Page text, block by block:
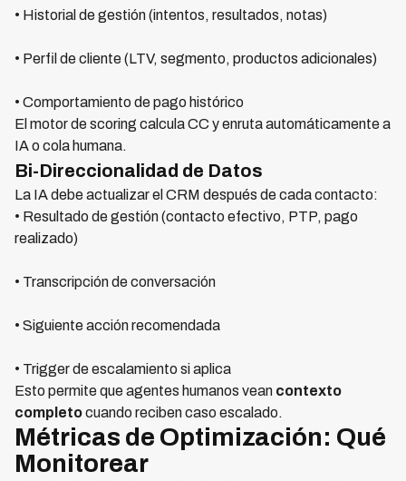
• Historial de gestión (intentos, resultados, notas)
• Perfil de cliente (LTV, segmento, productos adicionales)
• Comportamiento de pago histórico
El motor de scoring calcula CC y enruta automáticamente a
IA o cola humana.
Bi-Direccionalidad de Datos
La IA debe actualizar el CRM después de cada contacto:
• Resultado de gestión (contacto efectivo, PTP, pago
realizado)
• Transcripción de conversación
• Siguiente acción recomendada
• Trigger de escalamiento si aplica
Esto permite que agentes humanos vean contexto
completocuando reciben caso escalado.
Métricas de Optimización: Qué
Monitorear